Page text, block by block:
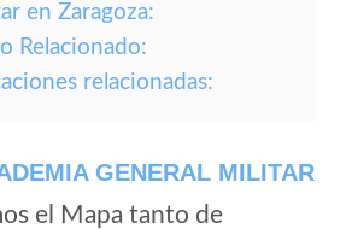
en Zaragoza:
Relacionado:
relacionadas:
GENERAL MILITAR
el Mapa tanto de